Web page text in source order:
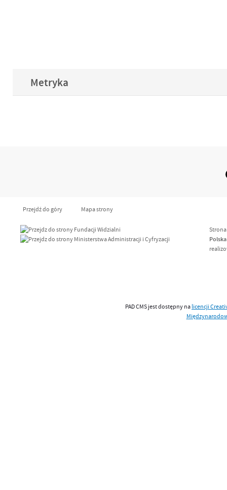
Metryka
Przejdź do góry Mapa strony
PAD CMS jest dostępny na licencji